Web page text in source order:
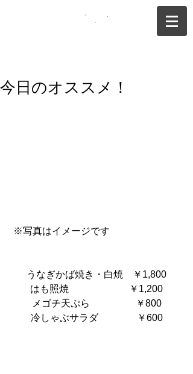
今日のオススメ！
※写真はイメージです
うなぎかば焼き・白焼    ￥1,800
はも照焼        　　　     ￥1,200
メゴチ天ぷら                   ￥800
冷しゃぶサラダ                ￥600